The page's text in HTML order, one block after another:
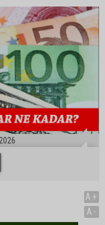
A+
A-